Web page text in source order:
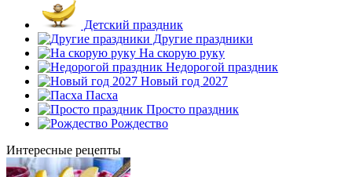
Детский праздник
Другие праздники
На скорую руку
Недорогой праздник
Новый год 2027
Пасха
Просто праздник
Рождество
Интересные рецепты